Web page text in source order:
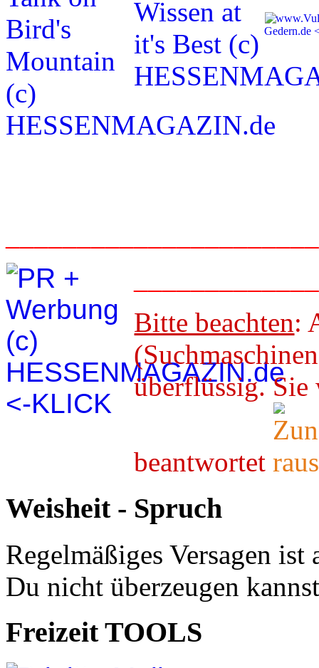
Bitte beachten:
überflüssig.
beantwortet
Weisheit - Spruch
Regelmäßiges Versagen
Du nicht überzeugen
Freizeit TOOLS